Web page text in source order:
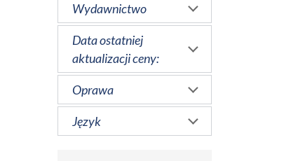
Wydawnictwo
Data ostatniej
aktualizacji ceny:
Oprawa
Język